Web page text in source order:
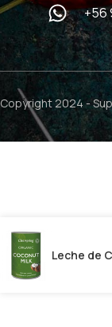
+56
Copyright 2024 -
Leche de